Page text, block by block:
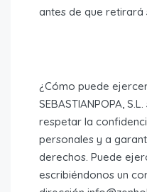
antes de que retirará
¿Cómo puede
SEBASTIANPOPA,
respetar la
personales y a
derechos. Puede
escribiéndonos un